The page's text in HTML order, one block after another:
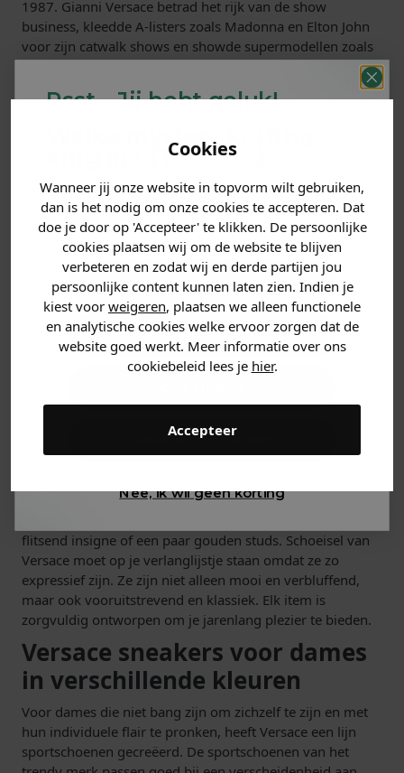
Cookies
Wanneer jij onze website in topvorm wilt gebruiken,
dan is het nodig om onze cookies te accepteren. Dat
doe je door op 'Accepteer' te klikken. De persoonlijke
cookies plaatsen wij om de website te blijven
verbeteren en zodat wij en derde partijen jou
persoonlijke content kunnen laten zien. Indien je
kiest voor weigeren, plaatsen we alleen functionele
en analytische cookies welke ervoor zorgen dat de
website goed werkt. Meer informatie over ons
cookiebeleid lees je hier.
Accepteer
1987. Gianni Versace betrad het rijk van de show
business, kleedde A-listers zoals Madonna en Elton John
voor zijn catwalk shows en showde supermodellen zoals
Claudia Schiffer en Naomi Campbell. Na het overlijden
het label over.
Versace voor dames online
De Versace damescollectie is ongelooflijk breed; van
Versace schoenen tot Versace shirts tot een Versace hoed,
de Versace collectie heeft het allemaal! Wil je Versace
kleding online kopen? Soccerfanshop heeft een van de
breedste selecties van het merk. Versace is een van de
vele merken die bij Soccerfanshop verkrijgbaar zijn.
Versace sneakers voor dames
Ben je op zoek naar een winkel met een groot
assortiment Versace sneakers? Dan ben je bij ons aan het
juiste adres! Er zijn een aantal geweldige Versace
Neem eens een kijkje in het assortiment van
Soccerfanshop voor de nieuwste Versace schoenen en
accessoires stralen beide uit. Hoewel de schoenen
flitsend insigne of een paar gouden studs. Schoeisel van
Versace moet op je verlanglijstje staan omdat ze zo
expressief zijn. Ze zijn niet alleen mooi en verbluffend,
maar ook vooruitstrevend en klassiek. Elk item is
zorgvuldig ontworpen om je jarenlang plezier te bieden.
Versace sneakers voor dames
in verschillende kleuren
Voor dames die niet bang zijn om zichzelf te zijn en met
hun individuele flair te pronken, heeft Versace een lijn
sportschoenen gecreëerd. De sportschoenen van het
Psst... Jij hebt geluk!
Welke mystery
krijg jij? (Tot-30%
Vertel ons waar je naar op
zoek bent. 👇
Heren kleding
Dames kleding
Gewoon rondkijken
Nee, ik wil geen korting